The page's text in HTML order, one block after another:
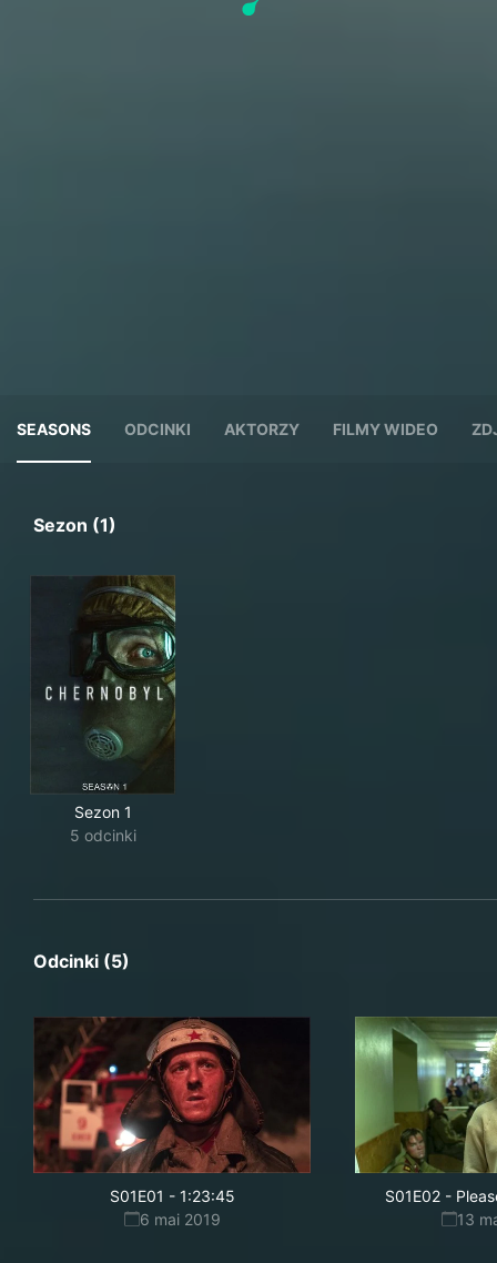
SEASONS ODCINKI AKTORZY FILMY WIDEO
Sezon (1)
Sezon 1
5 odcinki
Odcinki (5)
S01E01 - 1:23:45
6 mai 2019
S01E02 -
13